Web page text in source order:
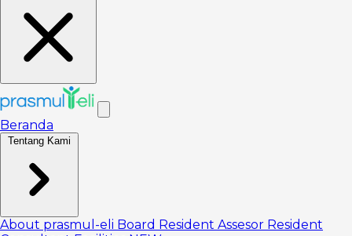
Beranda
Tentang Kami
About prasmul-eli Board Resident Assesor Resident